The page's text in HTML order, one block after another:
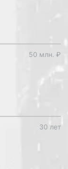
50 млн. ₽
30 лет